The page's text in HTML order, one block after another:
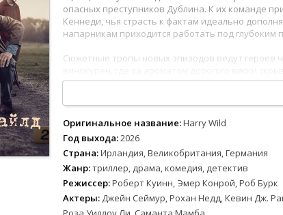
2023
2022
2021
Российские
СССР
Зарубежные
Военные
Детективы
Комедии
2023
2022
2021
2023
2022
2021
опасных преступников Дублина. К их команде
Кеннеди, чья страсть к фактам идеально
напарникам приходится работать под
Сюжетные тропы новых эпизодов ведут героев
разыгрываются трагедии, не прописанные в
чтобы вычислить убийц, которые считают
юмора, интеллектуальных поединков и
Оригинальное название:Harry Wild
Год выхода:2026
Страна:Ирландия, Великобритания, Германия
Жанр:триллер, драма, комедия, детектив
Режиссер:Роберт Куинн, Эмер Конрой, Роб Бурк
Актеры: Джейн Сеймур, Рохан Недд, Кевин Дж.